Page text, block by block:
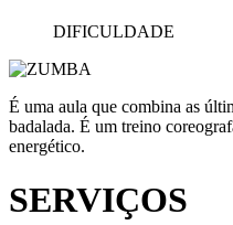
DIFICULDADE
É uma aula que combina as
badalada. É um treino
energético.
SERVIÇOS